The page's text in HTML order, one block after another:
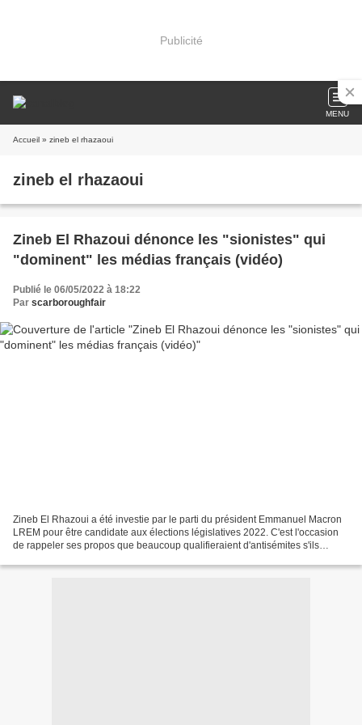
Publicité
MENU
Accueil » zineb el rhazaoui
zineb el rhazaoui
Zineb El Rhazoui dénonce les "sionistes" qui
"dominent" les médias français (vidéo)
Publié le 06/05/2022 à 18:22
Par scarboroughfair
Zineb El Rhazoui a été investie par le parti du président Emmanuel Macron
LREM pour être candidate aux élections législatives 2022. C'est l'occasion
de rappeler ses propos que beaucoup qualifieraient d'antisémites s'ils